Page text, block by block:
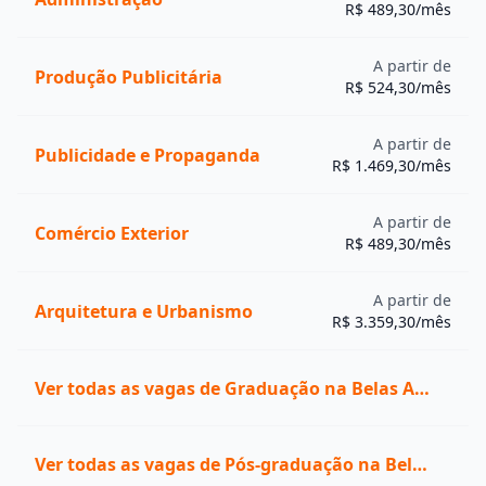
A graduação em Cinema EaD, por exemplo, permite
Quais são as melhores faculdades de Cinema do
Confira as melhores faculdades de Cinema do Brasil,
segundo o Guia da Faculdade 2024, uma avaliação
atribui uma nota variável de 1 a 5.
Cidade
Marketing (ESPM)
SP
Universidade Federal da Integração
4
Foz do
(UNESPAR)
4 Curitiba-PR
R$ 489,30/mês
Produção Publicitária
A partir de
R$ 524,30/mês
Publicidade e Propaganda
A partir de
R$ 1.469,30/mês
Comércio Exterior
A partir de
R$ 489,30/mês
Arquitetura e Urbanismo
A partir de
R$ 3.359,30/mês
Ver todas as vagas de Graduação na Belas Artes
Ver todas as vagas de Pós-graduação na Belas Artes